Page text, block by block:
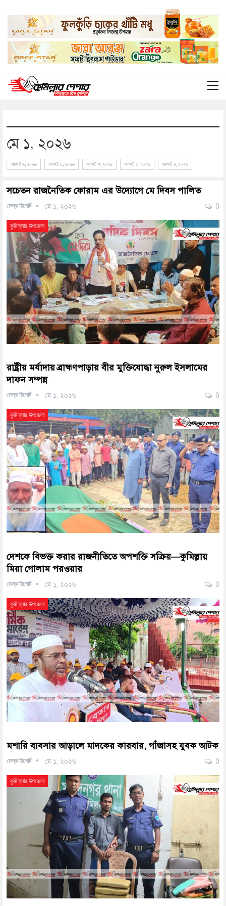
মে ১, ২০২৬
আগস্ট ৯, ২০২৬ আগস্ট ৮, ২০২৬ আগস্ট ৭, ২০২৬ আগস্ট ৫, ২০২৬ আগস্ট ৪, ২০২৬
সচেতন রাজনৈতিক ফোরাম এর উদ্যোগে মে দিবস পালিত
ডেস্ক রিপোর্ট মে ১, ২০২৬ 0
কুমিল্লার উপজেলা
রাষ্ট্রীয় মর্যাদায় ব্রাহ্মণপাড়ায় বীর মুক্তিযোদ্ধা নুরুল ইসলামের
দাফন সম্পন্ন
ডেস্ক রিপোর্ট মে ১, ২০২৬ 0
কুমিল্লার উপজেলা
দেশকে বিভক্ত করার রাজনীতিতে অপশক্তি সক্রিয়—কুমিল্লায়
মিয়া গোলাম পরওয়ার
ডেস্ক রিপোর্ট মে ১, ২০২৬ 0
কুমিল্লার উপজেলা
মশারি ব্যবসার আড়ালে মাদকের কারবার, গাঁজাসহ যুবক আটক
ডেস্ক রিপোর্ট মে ১, ২০২৬ 0
কুমিল্লার উপজেলা